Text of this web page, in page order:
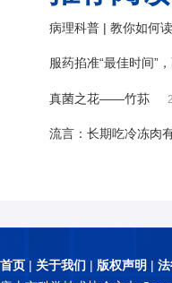
病理科普 | 教你如何
服药掐准“最佳时间”
真菌之花——竹荪
流言：长期吃冷冻肉
首页 | 关于我们 | 版权声明 |